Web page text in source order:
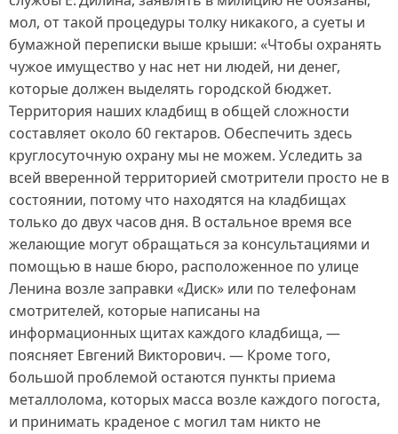
мол, от такой процедуры толку никакого, а суеты и
бумажной переписки выше крыши: «Чтобы охранять
чужое имущество у нас нет ни людей, ни денег,
которые должен выделять городской бюджет.
Территория наших кладбищ в общей сложности
составляет около 60 гектаров. Обеспечить здесь
круглосуточную охрану мы не можем. Уследить за
всей вверенной территорией смотрители просто не в
состоянии, потому что находятся на кладбищах
только до двух часов дня. В остальное время все
желающие могут обращаться за консультациями и
помощью в наше бюро, расположенное по улице
Ленина возле заправки «Диск» или по телефонам
смотрителей, которые написаны на
информационных щитах каждого кладбища, —
поясняет Евгений Викторович. — Кроме того,
большой проблемой остаются пункты приема
металлолома, которых масса возле каждого погоста,
и принимать краденое с могил там никто не